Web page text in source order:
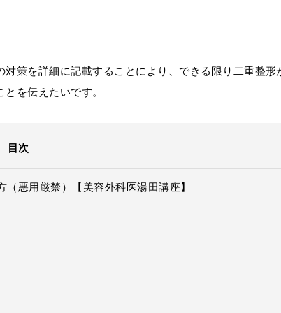
策を詳細に記載することにより、できる限り二重整形
を伝えたいです。
目次
悪用厳禁）【美容外科医湯田講座】